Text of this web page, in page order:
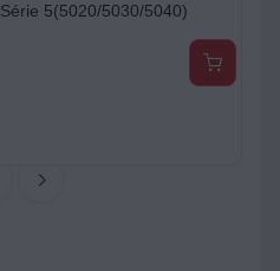
5(5020/5030/5040)